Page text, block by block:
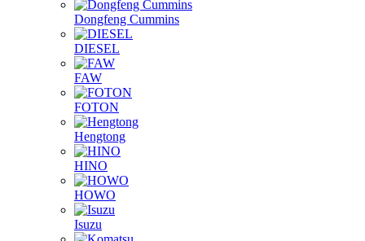
Dongfeng Cummins
DIESEL
FAW
FOTON
Hengtong
HINO
HOWO
Isuzu